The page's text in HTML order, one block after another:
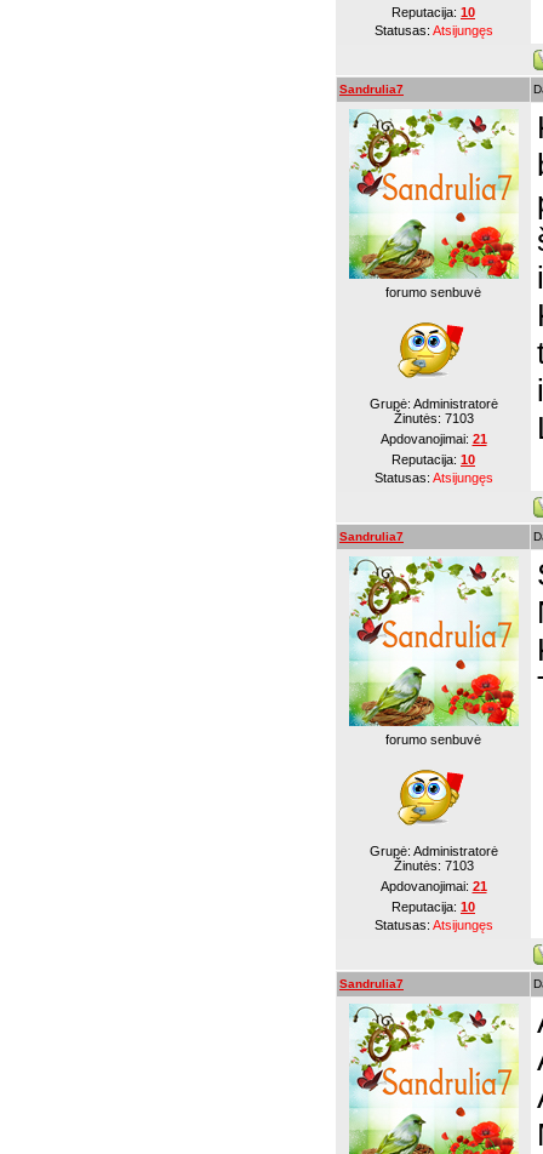
Reputacija: 10
Statusas: Atsijungęs
Sandrulia7
forumo senbuvė
Grupė: Administratorė
Žinutės: 7103
Apdovanojimai: 21
Reputacija: 10
Statusas: Atsijungęs
Sandrulia7
forumo senbuvė
Grupė: Administratorė
Žinutės: 7103
Apdovanojimai: 21
Reputacija: 10
Statusas: Atsijungęs
Sandrulia7